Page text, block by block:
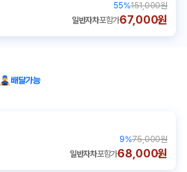
55%151,000원
일반자차포함가67,000원
배달가능
9%75,000원
일반자차포함가68,000원